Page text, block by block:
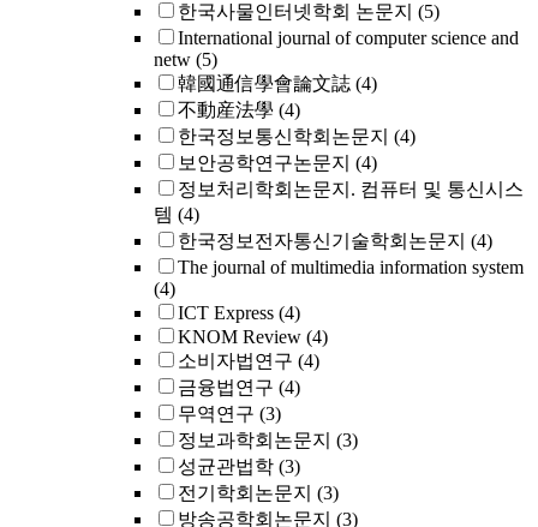
한국사물인터넷학회 논문지 (5)
International journal of computer science and
netw (5)
韓國通信學會論文誌 (4)
不動産法學 (4)
한국정보통신학회논문지 (4)
보안공학연구논문지 (4)
정보처리학회논문지. 컴퓨터 및 통신시스
템 (4)
한국정보전자통신기술학회논문지 (4)
The journal of multimedia information system
(4)
ICT Express (4)
KNOM Review (4)
소비자법연구 (4)
금융법연구 (4)
무역연구 (3)
정보과학회논문지 (3)
성균관법학 (3)
전기학회논문지 (3)
방송공학회논문지 (3)